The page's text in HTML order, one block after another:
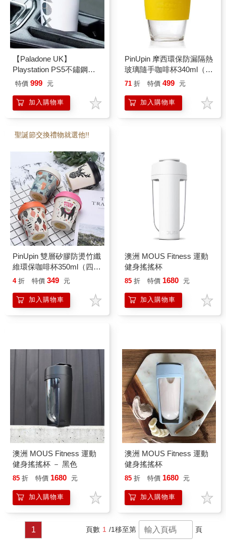
【Paladone UK】
Playstation PS5不鏽鋼隨
行環保杯 - 450ml
特價 999 元
加入購物車
PinUpin 摩西環保防漏隔熱
玻璃隨手咖啡杯340ml（6
色選）
71 折 特價 499 元
加入購物車
聖誕節交換禮物就選他!!
PinUpin 雙層矽膠防燙竹纖
維環保咖啡杯350ml（四色
選）
4 折 特價 349 元
加入購物車
澳洲 MOUS Fitness 運動
健身搖搖杯
85 折 特價 1680 元
加入購物車
澳洲 MOUS Fitness 運動
健身搖搖杯 － 黑色
85 折 特價 1680 元
加入購物車
澳洲 MOUS Fitness 運動
健身搖搖杯
85 折 特價 1680 元
加入購物車
1 頁數 1 /1移至第 頁